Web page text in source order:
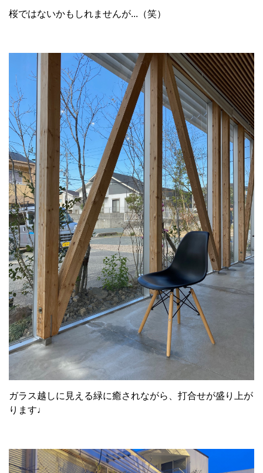
桜ではないかもしれませんが...（笑）
ガラス越しに見える緑に癒されながら、打合せが盛り上が
ります♩